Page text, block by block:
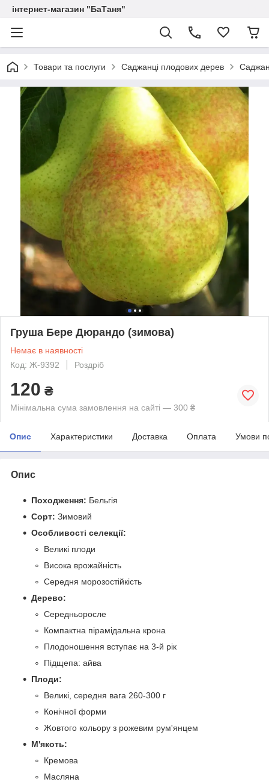
інтернет-магазин "БаТаня"
Товари та послуги Саджанці плодових дерев
Груша Бере Дюрандо (зимова)
Немає в наявності
Код: Ж-9392
Роздріб
120 ₴
Мінімальна сума замовлення на сайті — 300 ₴
Опис Характеристики Доставка Оплата Умови
Опис
Походження: Бельгія
Сорт: Зимовий
Особливості селекції:
Великі плоди
Висока врожайність
Середня морозостійкість
Дерево:
Середньоросле
Компактна пірамідальна крона
Плодоношення вступає на 3-й рік
Підщепа: айва
Плоди:
Великі, середня вага 260-300 г
Конічної форми
Жовтого кольору з рожевим рум'янцем
М'якоть:
Кремова
Масляна